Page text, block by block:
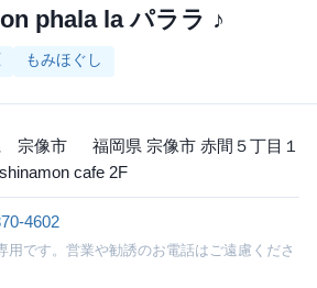
phala la パララ ♪
もみほぐし
宗像市 福岡県 宗像市 赤間５丁目１
cafe 2F
4602
用です。営業や勧誘のお電話はご遠慮くださ